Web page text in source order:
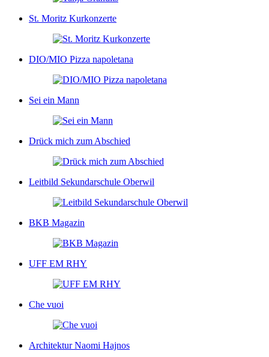
St. Moritz Kurkonzerte
DIO/MIO Pizza napoletana
Sei ein Mann
Drück mich zum Abschied
Leitbild Sekundarschule Oberwil
BKB Magazin
UFF EM RHY
Che vuoi
Architektur Naomi Hajnos